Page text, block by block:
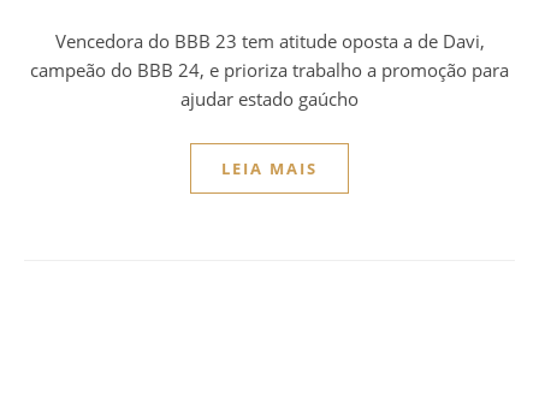
Vencedora do BBB 23 tem atitude oposta a de Davi,
campeão do BBB 24, e prioriza trabalho a promoção para
ajudar estado gaúcho
LEIA MAIS